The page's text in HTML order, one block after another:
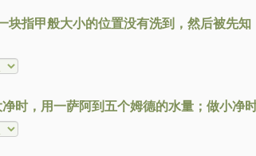
块指甲般大小的位置没有洗到，然后被先
时，用一萨阿到五个姆德的水量；做小净